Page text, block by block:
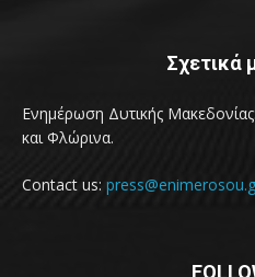
Σχετικά
Ενημέρωση Δυτικής
και Φλώρινα.
Contact us: